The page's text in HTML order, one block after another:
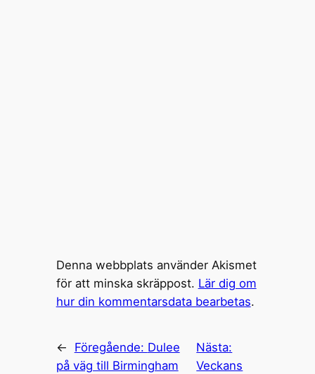
Denna webbplats använder Akismet
för att minska skräppost. Lär dig om
hur din kommentarsdata bearbetas.
← Föregående: Dulee
på väg till Birmingham
Nästa:
Veckans